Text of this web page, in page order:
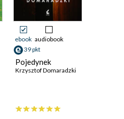
ebook audiobook
39 pkt
Pojedynek
Krzysztof Domaradzki